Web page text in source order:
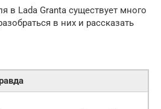
в Lada Granta существует много
в них и рассказать